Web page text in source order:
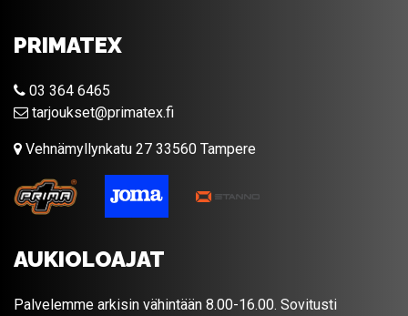
PRIMATEX
03 364 6465
tarjoukset@primatex.fi
Vehnämyllynkatu 27 33560 Tampere
AUKIOLOAJAT
Palvelemme arkisin vähintään 8.00-16.00. Sovitusti